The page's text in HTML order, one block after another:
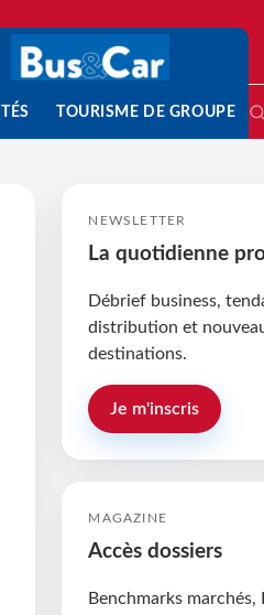
TOURISME DE GROUPE
NEWSLETTER
La quotidienne
Débrief business,
distribution et
destinations.
Je m'inscris
MAGAZINE
Accès dossiers
Benchmarks